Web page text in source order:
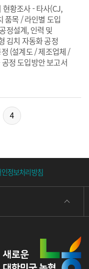
황조사 - 타사(CJ,
품목 / 라인별 도입
정설계, 인력 및
김치 자동화 공정
(설계도 / 제조업체 /
정 도입방안 보고서
4
정보처리방침